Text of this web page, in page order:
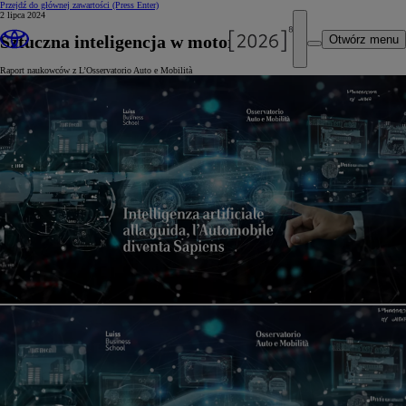
Przejdź do głównej zawartości (Press Enter)
Otwórz menu
2 lipca 2024
Sztuczna inteligencja w motoryzacji
Raport naukowców z L’Osservatorio Auto e Mobilità